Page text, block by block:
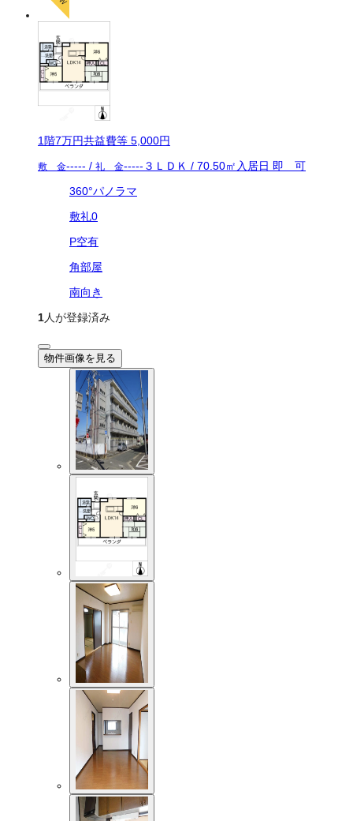
1階7万円共益費等 5,000円
敷 金----- / 礼 金----- ３ＬＤＫ / 70.50㎡ 入居日 即 可
360°パノラマ
敷礼0
P空有
角部屋
南向き
1人が登録済み
物件画像を見る